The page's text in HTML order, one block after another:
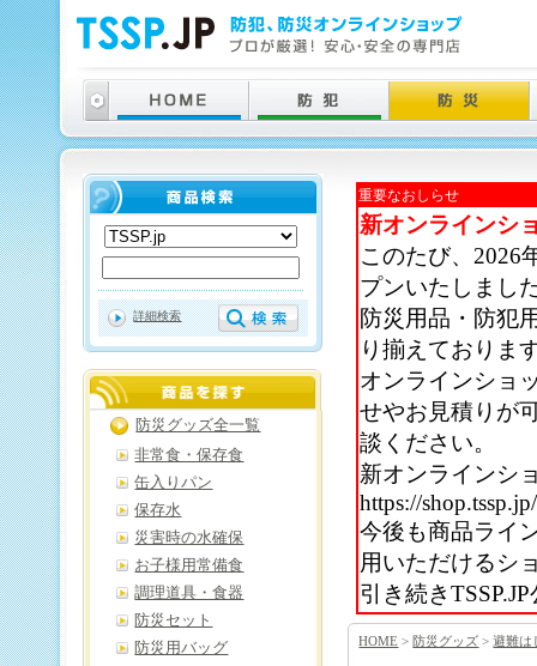
重要なおしらせ
新オンラインシ
このたび、2026
プンいたしまし
防災用品・防犯
り揃えておりま
オンラインショ
せやお見積りが
談ください。
新オンラインシ
https://shop.tssp.jp/
今後も商品ライ
用いただけるシ
引き続き
HOME >防災グッズ >避難は
詳細検索
防災グッズ全一覧
非常食・保存食
缶入りパン
保存水
災害時の水確保
お子様用常備食
調理道具・食器
防災セット
防災用バッグ